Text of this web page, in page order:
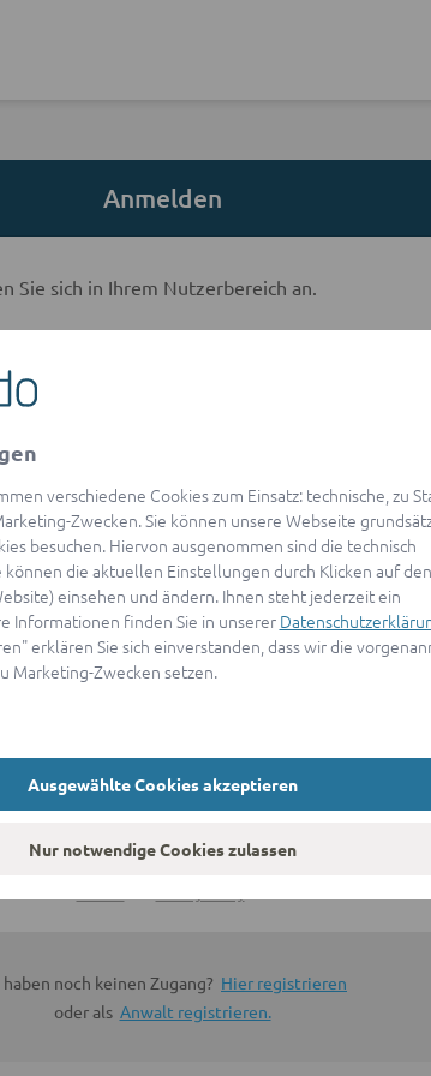
Anmelden
Sie sich in Ihrem Nutzerbereich an.
Adresse
vergessen?
ANMELDEN
oder
Sign in with Google
haben noch keinen Zugang? Hier registrieren
oder als Anwalt registrieren.
verschiedene Cookies zum Einsatz: technische, zu
Zwecken. Sie können unsere Webseite
besuchen. Hiervon ausgenommen sind die technisch
können die aktuellen Einstellungen durch Klicken auf
einsehen und ändern. Ihnen steht jederzeit ein
Informationen finden Sie in unserer
erklären Sie sich einverstanden, dass wir die
Marketing-Zwecken setzen.
Ausgewählte Cookies akzeptieren
Nur notwendige Cookies zulassen